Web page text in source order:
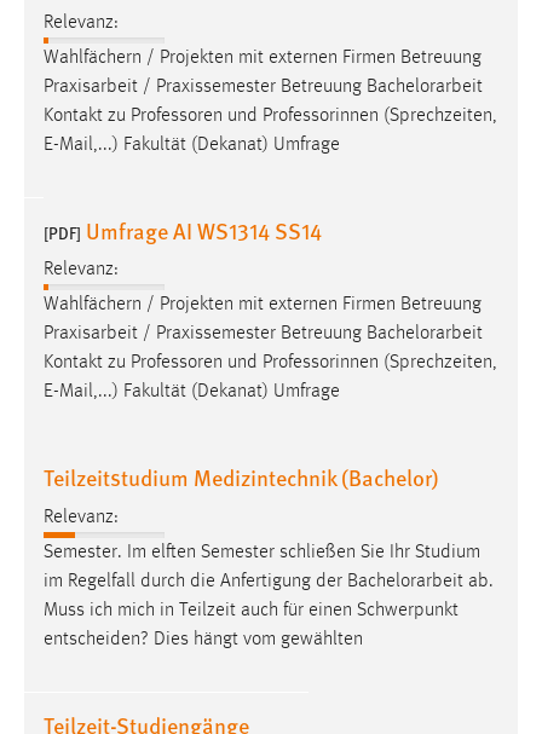
Relevanz:
Wahlfächern / Projekten mit externen Firmen Betreuung
Praxisarbeit / Praxissemester Betreuung Bachelorarbeit
Kontakt zu Professoren und Professorinnen (Sprechzeiten,
E-Mail,...) Fakultät (Dekanat) Umfrage
[PDF] Umfrage AI WS1314 SS14
Relevanz:
Wahlfächern / Projekten mit externen Firmen Betreuung
Praxisarbeit / Praxissemester Betreuung Bachelorarbeit
Kontakt zu Professoren und Professorinnen (Sprechzeiten,
E-Mail,...) Fakultät (Dekanat) Umfrage
Teilzeitstudium Medizintechnik (Bachelor)
Relevanz:
Semester. Im elften Semester schließen Sie Ihr Studium
im Regelfall durch die Anfertigung der Bachelorarbeit ab.
Muss ich mich in Teilzeit auch für einen Schwerpunkt
entscheiden? Dies hängt vom gewählten
Teilzeit-Studiengänge